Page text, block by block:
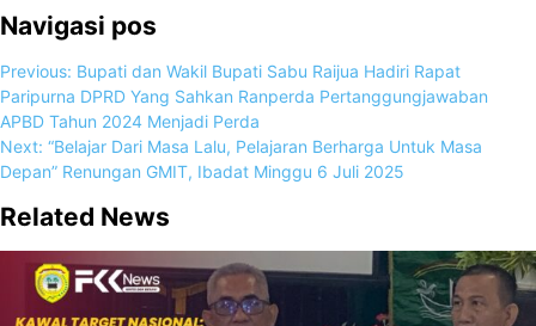
Navigasi pos
Previous: Bupati dan Wakil Bupati Sabu Raijua Hadiri Rapat
Paripurna DPRD Yang Sahkan Ranperda Pertanggungjawaban
APBD Tahun 2024 Menjadi Perda
Next: “Belajar Dari Masa Lalu, Pelajaran Berharga Untuk Masa
Depan” Renungan GMIT, Ibadat Minggu 6 Juli 2025
Related News